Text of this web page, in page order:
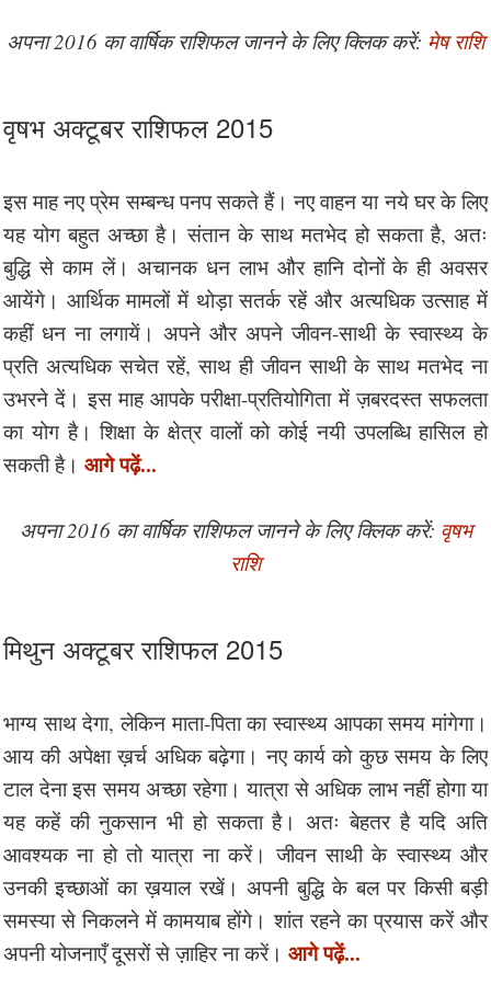
अपना 2016 का वार्षिक राशिफल जानने के लिए क्लिक करें: मेष राशि
वृषभ अक्टूबर राशिफल 2015
इस माह नए प्रेम सम्बन्ध पनप सकते हैं। नए वाहन या नये घर के लिए
यह योग बहुत अच्छा है। संतान के साथ मतभेद हो सकता है, अतः
बुद्धि से काम लें। अचानक धन लाभ और हानि दोनों के ही अवसर
आयेंगे। आर्थिक मामलों में थोड़ा सतर्क रहें और अत्यधिक उत्साह में
कहीं धन ना लगायें। अपने और अपने जीवन-साथी के स्वास्थ्य के
प्रति अत्यधिक सचेत रहें, साथ ही जीवन साथी के साथ मतभेद ना
उभरने दें। इस माह आपके परीक्षा-प्रतियोगिता में ज़बरदस्त सफलता
का योग है। शिक्षा के क्षेत्र वालों को कोई नयी उपलब्धि हासिल हो
सकती है। आगे पढ़ें...
अपना 2016 का वार्षिक राशिफल जानने के लिए क्लिक करें: वृषभ
राशि
मिथुन अक्टूबर राशिफल 2015
भाग्य साथ देगा, लेकिन माता-पिता का स्वास्थ्य आपका समय मांगेगा।
आय की अपेक्षा ख़र्च अधिक बढ़ेगा। नए कार्य को कुछ समय के लिए
टाल देना इस समय अच्छा रहेगा। यात्रा से अधिक लाभ नहीं होगा या
यह कहें की नुकसान भी हो सकता है। अतः बेहतर है यदि अति
आवश्यक ना हो तो यात्रा ना करें। जीवन साथी के स्वास्थ्य और
उनकी इच्छाओं का ख़याल रखें। अपनी बुद्धि के बल पर किसी बड़ी
समस्या से निकलने में कामयाब होंगे। शांत रहने का प्रयास करें और
अपनी योजनाएँ दूसरों से ज़ाहिर ना करें। आगे पढ़ें...